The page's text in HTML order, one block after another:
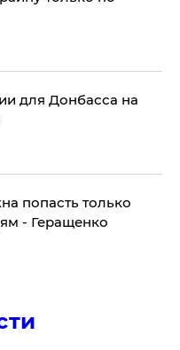
для Донбасса на
попасть только
- Геращенко